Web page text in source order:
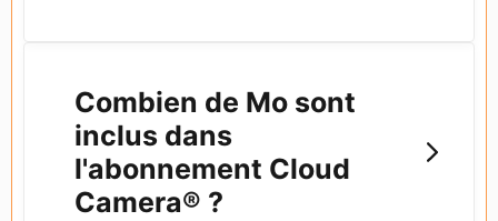
Combien de Mo sont
inclus dans
l'abonnement Cloud
Camera® ?